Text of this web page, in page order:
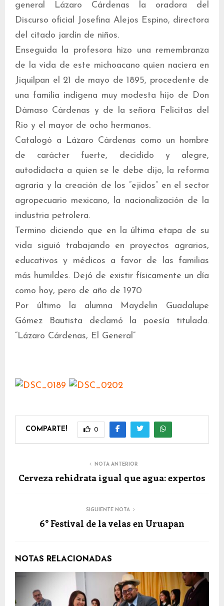
general Lázaro Cárdenas la oradora del
Discurso oficial Josefina Alejos Espino, directora
del citado jardín de niños.
Enseguida la profesora hizo una remembranza
de la vida de este michoacano quien naciera en
Jiquilpan el 21 de mayo de 1895, procedente de
una familia indígena muy modesta hijo de Don
Dámaso Cárdenas y de la señora Felicitas del
Rio y el mayor de ocho hermanos.
Catalogó a Lázaro Cárdenas como un hombre
de carácter fuerte, decidido y alegre,
autodidacta a quien se le debe dijo, la reforma
agraria y la creación de los “ejidos” en el sector
agropecuario mexicano, la nacionalización de la
industria petrolera.
Termino diciendo que en la última etapa de su
vida siguió trabajando en proyectos agrarios,
educativos y médicos a favor de las familias
más humildes. Dejó de existir físicamente un día
como hoy, pero de año de 1970
Por último la alumna Maydelin Guadalupe
Gómez Bautista declamó la poesía titulada.
“Lázaro Cárdenas, El General”
COMPARTE! 0
NOTA ANTERIOR
Cerveza rehidrata igual que agua: expertos
SIGUIENTE NOTA
6° Festival de la velas en Uruapan
NOTAS RELACIONADAS